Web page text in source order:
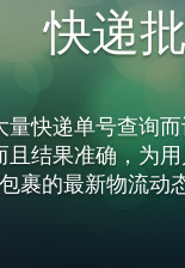
快递
快递单号查询
结果准确，为
裹的最新物流